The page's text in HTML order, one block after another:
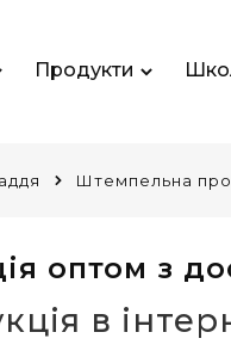
Продукти
Штемпельна
оптом з
в